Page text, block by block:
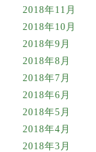
2018年11月
2018年10月
2018年9月
2018年8月
2018年7月
2018年6月
2018年5月
2018年4月
2018年3月